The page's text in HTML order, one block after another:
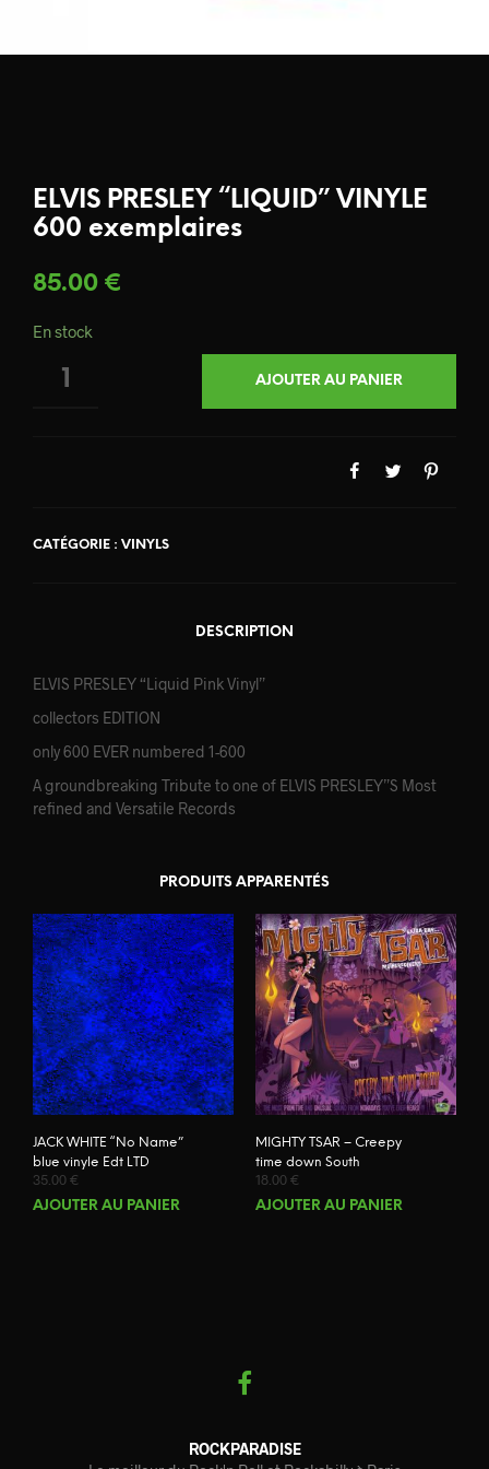
ELVIS PRESLEY “LIQUID” VINYLE
600 exemplaires
85.00 €
En stock
AJOUTER AU PANIER
CATÉGORIE : VINYLS
DESCRIPTION
ELVIS PRESLEY “Liquid Pink Vinyl”
collectors EDITION
only 600 EVER numbered 1-600
A groundbreaking Tribute to one of ELVIS PRESLEY”S Most
refined and Versatile Records
PRODUITS APPARENTÉS
JACK WHITE “No Name”
blue vinyle Edt LTD
35.00€
AJOUTER AU PANIER
MIGHTY TSAR – Creepy
time down South
18.00€
AJOUTER AU PANIER
ROCKPARADISE